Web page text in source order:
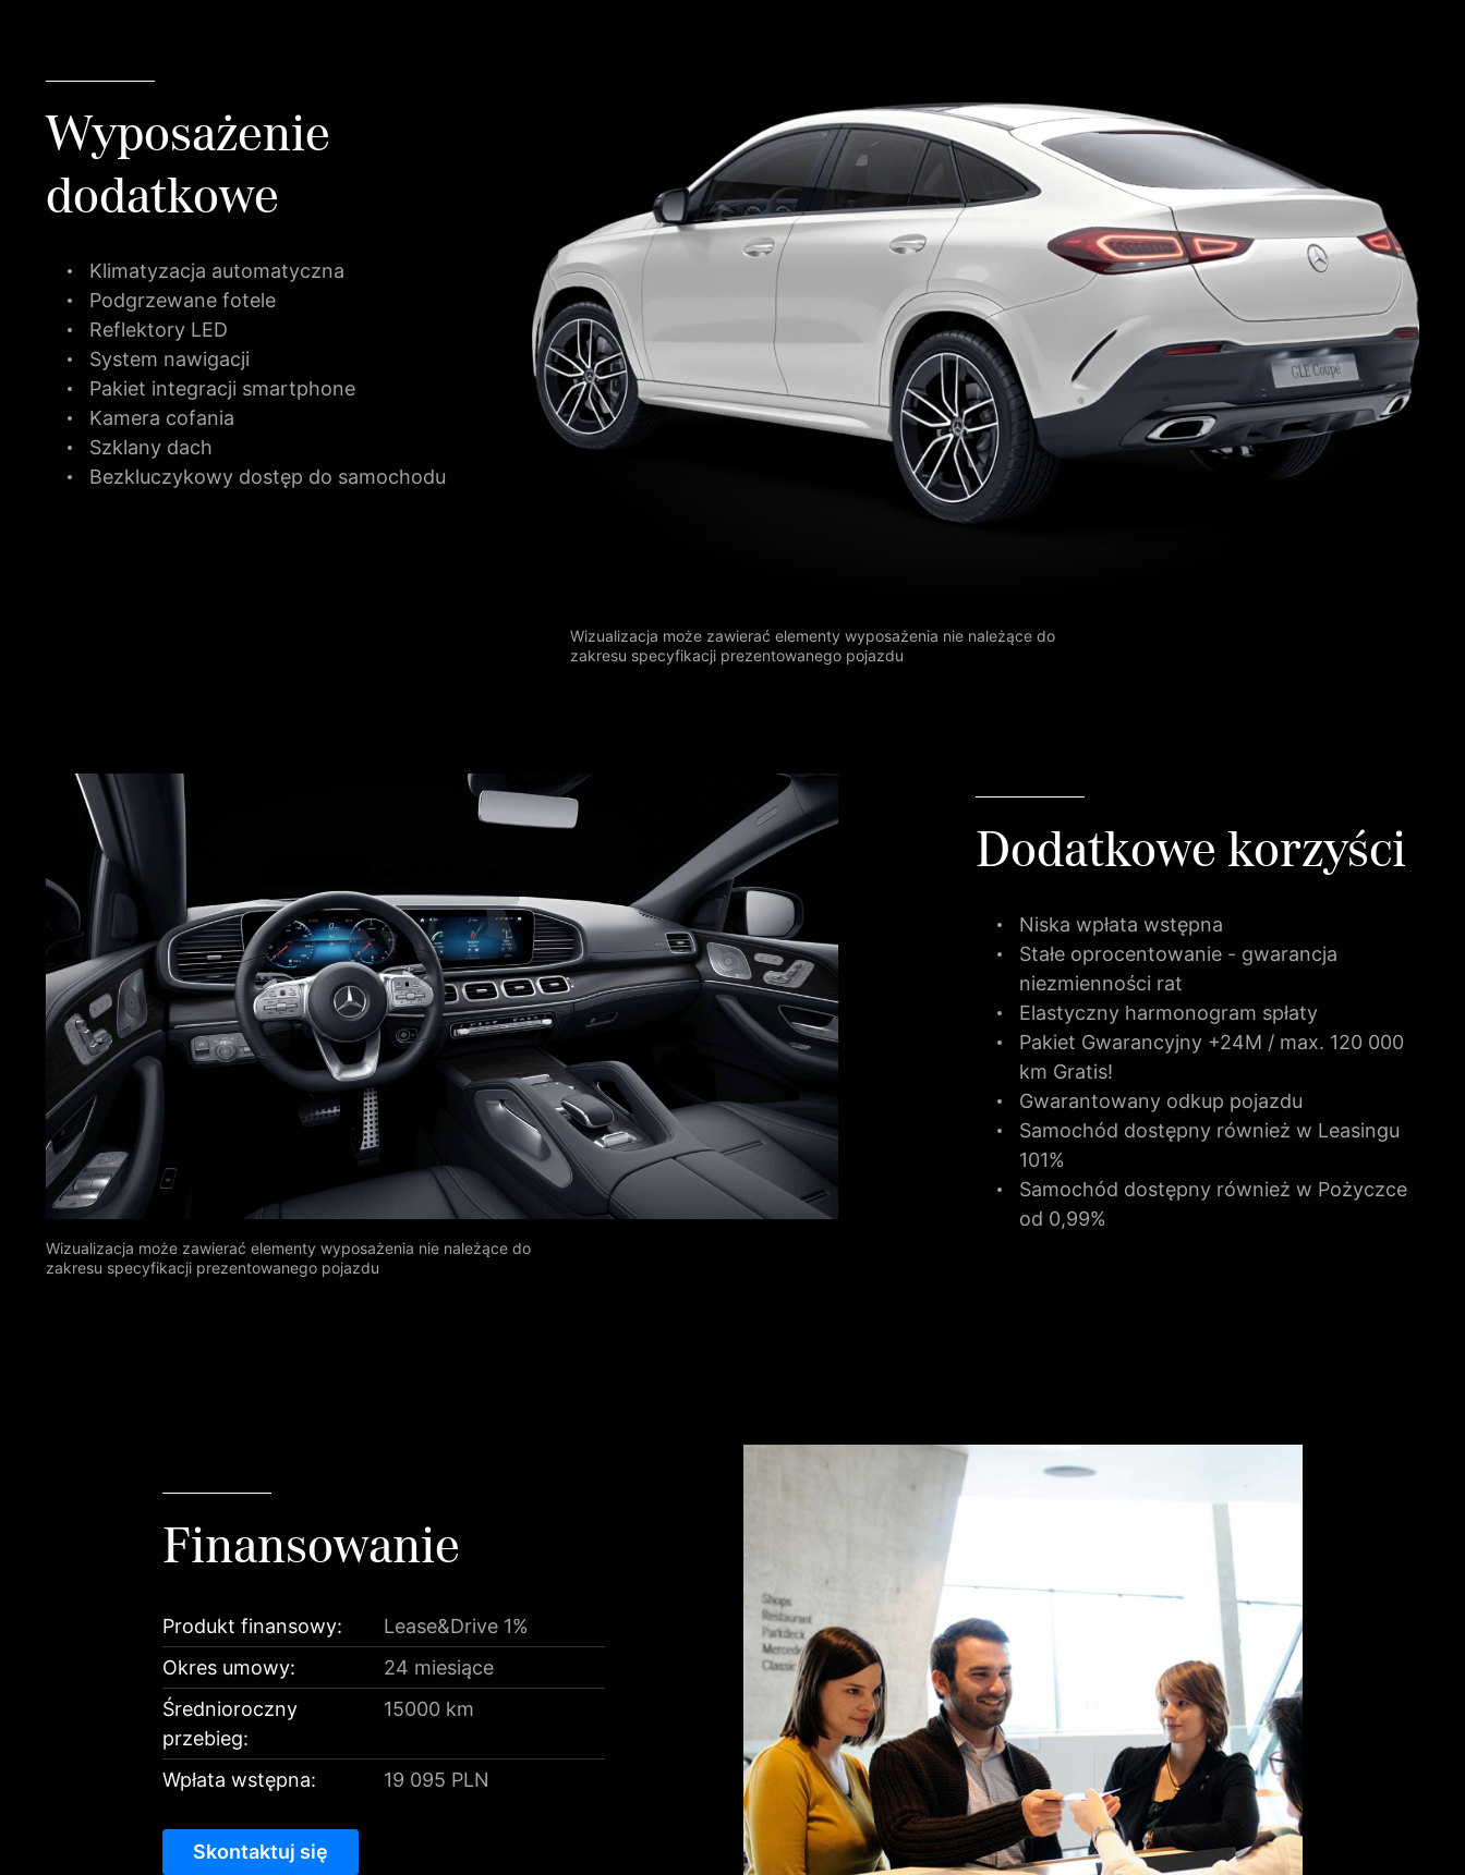
Wyposażenie
dodatkowe
Klimatyzacja automatyczna
Podgrzewane fotele
Reflektory LED
System nawigacji
Pakiet integracji smartphone
Kamera cofania
Szklany dach
Bezkluczykowy dostęp do samochodu
Wizualizacja może zawierać elementy wyposażenia nie należące do
zakresu specyfikacji prezentowanego pojazdu
Wizualizacja może zawierać elementy wyposażenia nie należące do
zakresu specyfikacji prezentowanego pojazdu
Dodatkowe korzyści
Niska wpłata wstępna
Stałe oprocentowanie - gwarancja
niezmienności rat
Elastyczny harmonogram spłaty
Pakiet Gwarancyjny +24M / max. 120 000
km Gratis!
Gwarantowany odkup pojazdu
Samochód dostępny również w Leasingu
101%
Samochód dostępny również w Pożyczce
od 0,99%
Finansowanie
Produkt finansowy:
Lease&Drive 1%
Okres umowy:
24 miesiące
Średnioroczny
przebieg:
15000 km
Wpłata wstępna: 19 095 PLN
Skontaktuj się